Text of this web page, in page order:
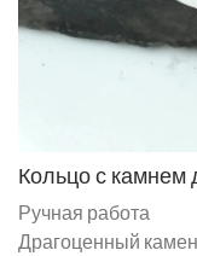
Кольцо с камнем
Ручная работа
Драгоценный